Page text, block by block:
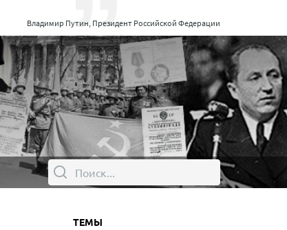
Владимир Путин, Президент Российской Федерации
ТЕМЫ